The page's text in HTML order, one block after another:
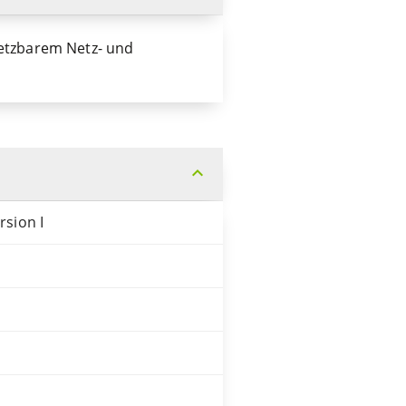
Netz- und
expand_more
I